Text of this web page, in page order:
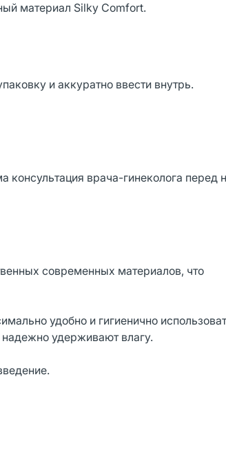
материал Silky Comfort.
и аккуратно ввести внутрь.
врача-гинеколога перед
современных материалов, что
удобно и гигиенично
удерживают влагу.